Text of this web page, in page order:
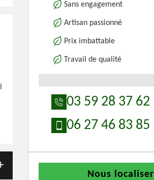
Sans engagement
Artisan passionné
Prix imbattable
Travail de qualité
03 59 28 37 62
06 27 46 83 85
Nous localiser